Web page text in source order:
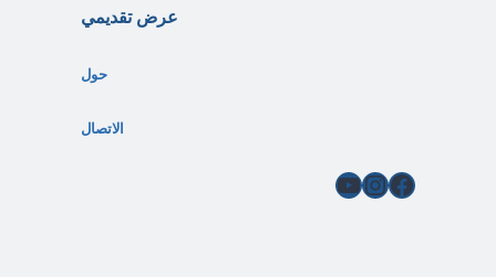
عرض تقديمي
حول
الاتصال
فيسبوك
إنستغرام
يوتيوب